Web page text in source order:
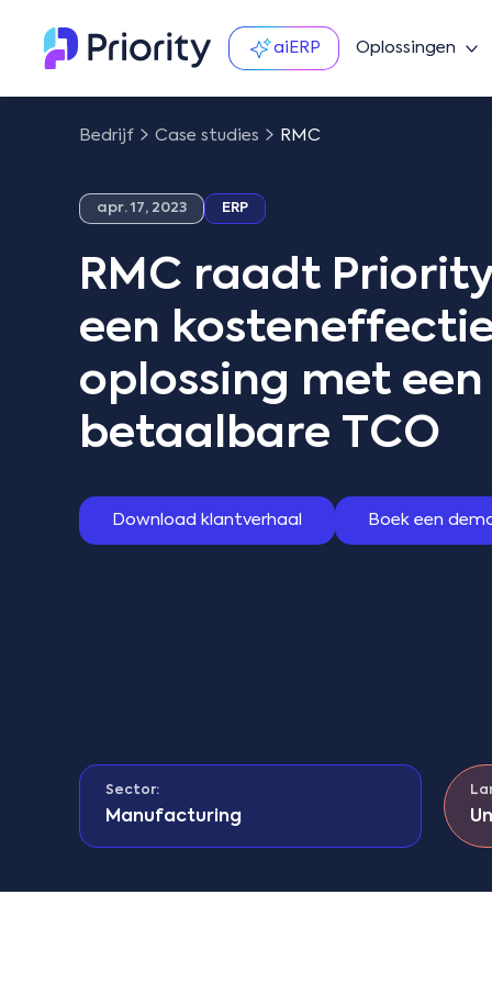
aiERP Oplossingen
Bedrijf Case studies RMC
apr. 17, 2023 ERP
RMC raadt
een
oplossing met een
betaalbare TCO
Download klantverhaal Boek een
Sector:
Manufacturing